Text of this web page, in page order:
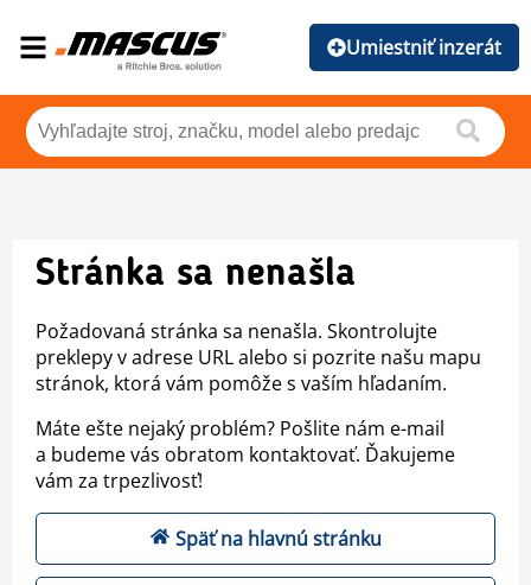
Umiestniť inzerát
Stránka sa nenašla
Požadovaná stránka sa nenašla. Skontrolujte
preklepy v adrese URL alebo si pozrite našu mapu
stránok, ktorá vám pomôže s vaším hľadaním.
Máte ešte nejaký problém? Pošlite nám e-mail
a budeme vás obratom kontaktovať. Ďakujeme
vám za trpezlivosť!
Späť na hlavnú stránku